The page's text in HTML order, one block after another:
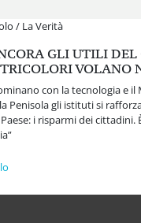
/ La Verità
GLI UTILI DEL
VOLANO
con la tecnologia e il
Penisola gli istituti si
i risparmi dei cittadini.